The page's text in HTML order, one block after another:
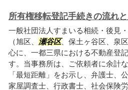
所有権移転登記手続きの流れ
一般社団法人すまいる相続・後見
（旭区、 瀬谷区、保土ヶ谷区、泉
心に、一都三県における不動産登
す。当事務所は、ご依頼者に余計
「最短距離」をお示し、弁護士、
家屋調査士、行政書士、社会保険